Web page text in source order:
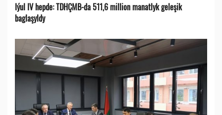
Iýul IV hepde: TDHÇMB-da 511,6 million manatlyk geleşik
baglaşyldy